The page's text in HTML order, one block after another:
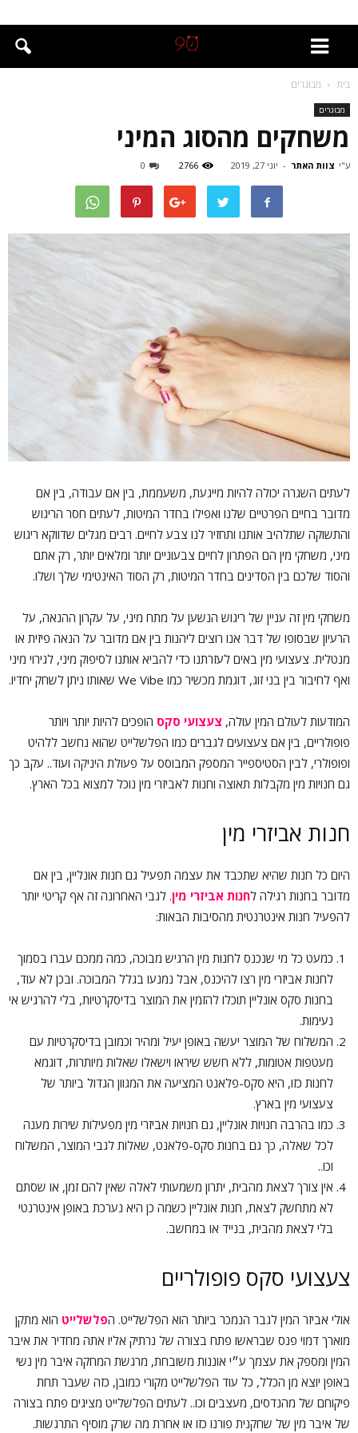
בית מבוגרים
מבוגרים
משחקים מהסוג המיני
ע"י צוות האתר - יוני 27, 2019 2766
0
לעתים השגרה יכולה להיות מייגעת, משעממת, בין אם עבודה, בין אם
מדובר בחיים הפרטיים שלנו ואפילו בחדר המיטות, לעתים חסר הריגוש
והתשוקה שתלהיב אותנו ותחזיר לנו צבע לחיים. רבים מגלים שדווקא ריגוש
מיני, משחקי מין הם הפתרון לחיים צבעוניים יותר ומלאים יותר, רק אתם
והסוד שלכם בין הסדינים בחדר המיטות, רק הסוד האינטימי שלך ושלו.
משחקי מין זה עניין של ריגוש הנשען על מתח מיני, על עקרון ההנאה, על
הרעיון שבסופו של דבר אנו רוצים ליהנות בין אם מדובר על הנאה פיזית או
מנטלית. צעצועי מין באים לעזרתנו כדי להביא אותנו לסיפוק מיני, לגירוי מיני
ואף לחיבור בין בני זוג, דוגמת מכשיר כמו We Vibe שאותו ניתן לשחק יחדיו.
המודעות לעולם המין עולה, צעצועי סקס הופכים להיות יותר ויותר
פופולריים, בין אם צעצועים לגברים כמו הפלשלייט שהוא נחשב ללהיט
ופופולרי, לבין הסטיספייר המספק המבוסס על פעולת היניקה ועוד.. עקב כך
גם חנויות מין מקבלות תאוצה וחנות לאביזרי מין נוכל למצוא בכל הארץ.
חנות אביזרי מין
היום כל חנות שהיא שתכבד את עצמה תפעיל גם חנות אונליין, בין אם
מדובר בחנות רגילה לחנות אביזרי מין. לגבי האחרונה זה אף קריטי יותר
להפעיל חנות אינטרנטית מהסיבות הבאות:
כמעט כל מי שנכנס לחנות מין הרגיש מבוכה, כמה ממכם עברו בסמוך
לחנות אביזרי מין רצו להיכנס, אבל נמנעו בגלל המבוכה. ובכן לא עוד,
בחנות סקס אונליין תוכלו להזמין את המוצר בדיסקרטיות, בלי להרגיש אי
נעימות.
המשלוח של המוצר יעשה באופן יעיל ומהיר וכמובן בדיסקרטיות עם
מעטפות אטומות, ללא חשש שיראו וישאלו שאלות מיותרות, דוגמא
לחנות כזו, היא סקס-פלאנט המציעה את המגוון הגדול ביותר של
צעצועי מין בארץ.
כמו בהרבה חנויות אונליין, גם חנויות אביזרי מין מפעילות שירות מענה
לכל שאלה, כך גם בחנות סקס-פלאנט, שאלות לגבי המוצר, המשלוח
וכו..
אין צורך לצאת מהבית, יתרון משמעותי לאלה שאין להם זמן, או שסתם
לא מתחשק לצאת, חנות אונליין כשמה כן היא נערכת באופן אינטרנטי
בלי לצאת מהבית, בנייד או במחשב.
צעצועי סקס פופולריים
אולי אביזר המין לגבר הנמכר ביותר הוא הפלשלייט. הפלשלייט הוא מתקן
מוארך דמוי פנס שבראשו פתח בצורה של נרתיק אליו אתה מחדיר את איבר
המין ומספק את עצמך ע״י אוננות משובחת, מרגשת המחקה איבר מין נשי
באופן יוצא מן הכלל, כל עוד הפלשלייט מקורי כמובן, כזה שעבר תחת
פיקוחם של מהנדסים, מעצבים וכו.. לעתים הפלשלייט מציגים פתח בצורה
של איבר מין של שחקנית פורנו כזו או אחרת מה שרק מוסיף התרגשות.